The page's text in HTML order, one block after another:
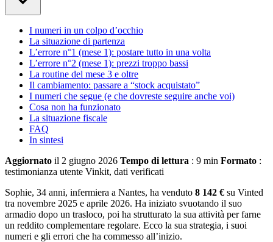
I numeri in un colpo d’occhio
La situazione di partenza
L’errore n°1 (mese 1): postare tutto in una volta
L’errore n°2 (mese 1): prezzi troppo bassi
La routine del mese 3 e oltre
Il cambiamento: passare a “stock acquistato”
I numeri che segue (e che dovreste seguire anche voi)
Cosa non ha funzionato
La situazione fiscale
FAQ
In sintesi
Aggiornato il 2 giugno 2026 Tempo di lettura : 9 min Formato :
testimonianza utente Vinkit, dati verificati
Sophie, 34 anni, infermiera a Nantes, ha venduto 8 142 € su Vinted
tra novembre 2025 e aprile 2026. Ha iniziato svuotando il suo
armadio dopo un trasloco, poi ha strutturato la sua attività per farne
un reddito complementare regolare. Ecco la sua strategia, i suoi
numeri e gli errori che ha commesso all’inizio.